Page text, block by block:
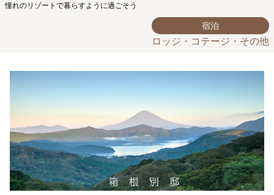
憧れのリゾートで暮らすように過ごそう
宿泊
ロッジ・コテージ・その他